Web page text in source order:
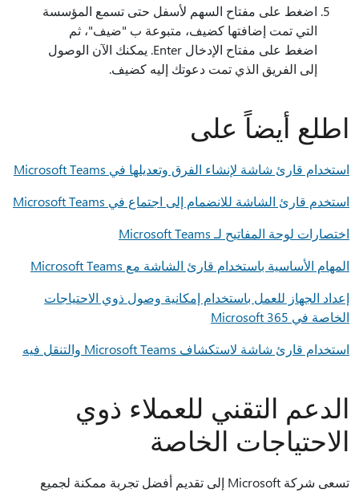
اضغط على مفتاح السهم لأسفل حتى تسمع المؤسسة
التي تمت إضافتها كضيف، متبوعة ب "ضيف"، ثم
اضغط على مفتاح الإدخال Enter. يمكنك الآن الوصول
إلى الفريق الذي تمت دعوتك إليه كضيف.
اطلع أيضاً على
استخدام قارئ شاشة لإنشاء الفرق وتعديلها في Microsoft Teams
استخدم قارئ الشاشة للانضمام إلى اجتماع في Microsoft Teams
اختصارات لوحة المفاتيح لـ Microsoft Teams‏
المهام الأساسية باستخدام قارئ الشاشة مع Microsoft Teams
إعداد الجهاز للعمل باستخدام إمكانية وصول ذوي الاحتياجات
الخاصة في Microsoft 365
استخدام قارئ شاشة لاستكشاف Microsoft Teams والتنقل فيه
الدعم التقني للعملاء ذوي
الاحتياجات الخاصة
تسعى شركة Microsoft إلى تقديم أفضل تجربة ممكنة لجميع